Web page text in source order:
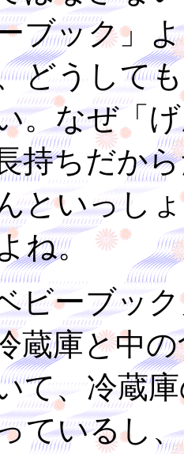
ブック」
どうして
。なぜ「
持ちだか
といっし
ね。
ーブック
蔵庫と中
て、冷蔵
ているし